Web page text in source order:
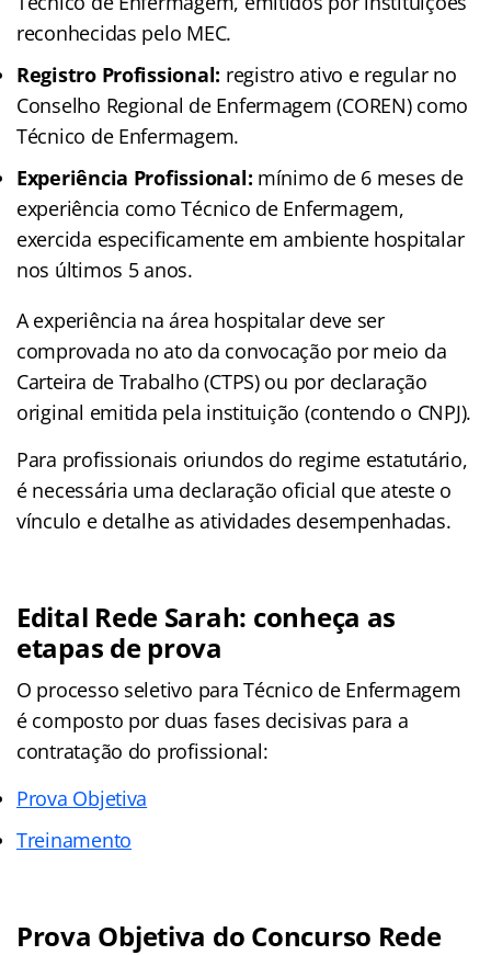
reconhecidas pelo MEC.
Registro Profissional: registro ativo e regular no
Conselho Regional de Enfermagem (COREN) como
Técnico de Enfermagem.
Experiência Profissional: mínimo de 6 meses de
experiência como Técnico de Enfermagem,
exercida especificamente em ambiente hospitalar
nos últimos 5 anos.
A experiência na área hospitalar deve ser
comprovada no ato da convocação por meio da
Carteira de Trabalho (CTPS) ou por declaração
original emitida pela instituição (contendo o CNPJ).
Para profissionais oriundos do regime estatutário,
é necessária uma declaração oficial que ateste o
vínculo e detalhe as atividades desempenhadas.
Edital Rede Sarah: conheça as
etapas de prova
O processo seletivo para Técnico de Enfermagem
é composto por duas fases decisivas para a
contratação do profissional:
Prova Objetiva
Treinamento
Prova Objetiva do Concurso Rede